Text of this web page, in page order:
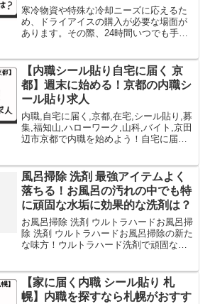
寒冷物資や特殊な冷却ニーズに応えるた
め、ドライアイスの購入が必要な場面が
あります。その際、24時間いつでも手軽
キホーテ」は、その利便性と幅広い品揃
えで知られています。ドライアイスを24
時間手に入れることができるドン・キホ
ーテは、急なイベントや冷蔵が必要な状
況に迅速に対応する頼もしい存在です。
【内職シール貼り自宅に届く 京
都】週末に始める！京都の内職シ
ール貼り求人
内職,自宅に届く,京都,在宅,シール貼り,募
集,福知山,ハローワーク,山科,バイト,京田
辺市京都で内職を始めよう！自宅に届く
の募集情報についてお伝えします。在宅
ワークやバ...
風呂掃除 洗剤 最強アイテムよく
落ちる！お風呂の汚れの中でも特
に頑固な水垢に効果的な洗剤は？
お風呂掃除 洗剤 ウルトラハードお風呂掃
除 洗剤 ウルトラハードお風呂掃除の新た
な味方！ウルトラハード洗剤で頑固な汚
除の一つです。しかし、湯垢や水垢、石
鹸カスなどの頑固...
【家に届く内職 シール貼り 札
幌】内職を探すなら札幌がおすす